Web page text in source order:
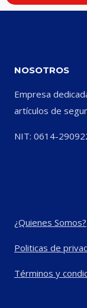
NOSOTROS
Empresa
artículos de
NIT: 0614-
¿Quienes Somos?
Politicas de
Términos y